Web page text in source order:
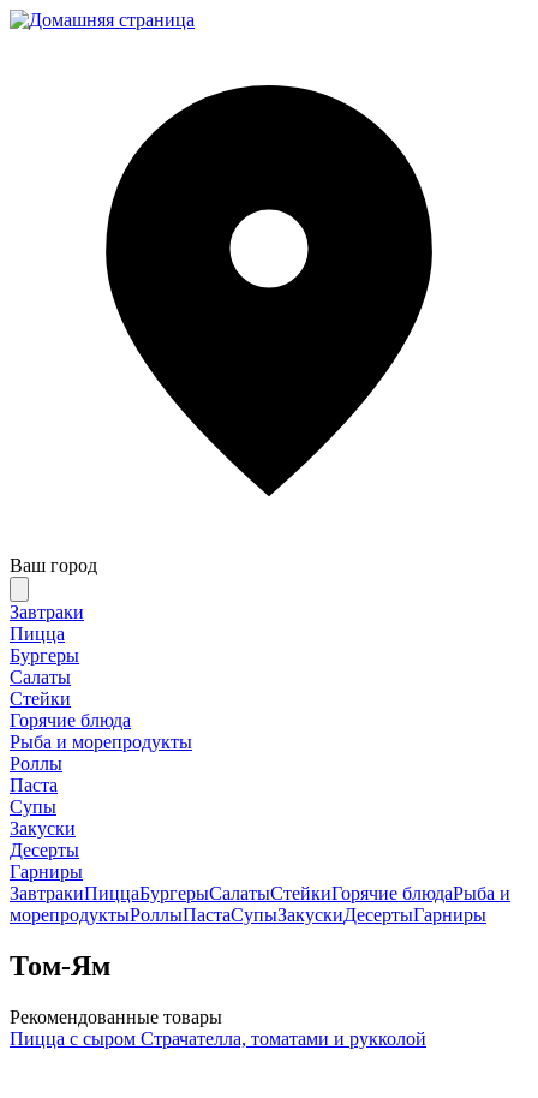
Ваш город
Завтраки
Пицца
Бургеры
Салаты
Стейки
Горячие блюда
Рыба и морепродукты
Роллы
Паста
Супы
Закуски
Десерты
Гарниры
ЗавтракиПиццаБургерыСалатыСтейкиГорячие блюдаРыба и
морепродуктыРоллыПастаСупыЗакускиДесертыГарниры
Том-Ям
Рекомендованные товары
Пицца с сыром Страчателла, томатами и рукколой